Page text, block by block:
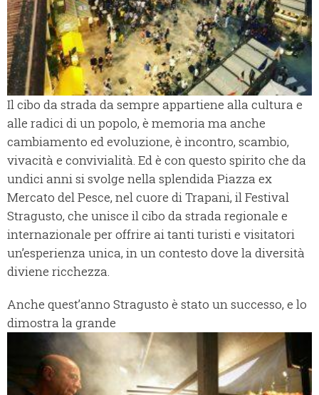
Il cibo da strada da sempre appartiene alla cultura e
alle radici di un popolo, è memoria ma anche
cambiamento ed evoluzione, è incontro, scambio,
vivacità e convivialità. Ed è con questo spirito che da
undici anni si svolge nella splendida Piazza ex
Mercato del Pesce, nel cuore di Trapani, il Festival
Stragusto, che unisce il cibo da strada regionale e
internazionale per offrire ai tanti turisti e visitatori
un’esperienza unica, in un contesto dove la diversità
diviene ricchezza.
Anche quest’anno Stragusto è stato un successo, e lo
dimostra la grande